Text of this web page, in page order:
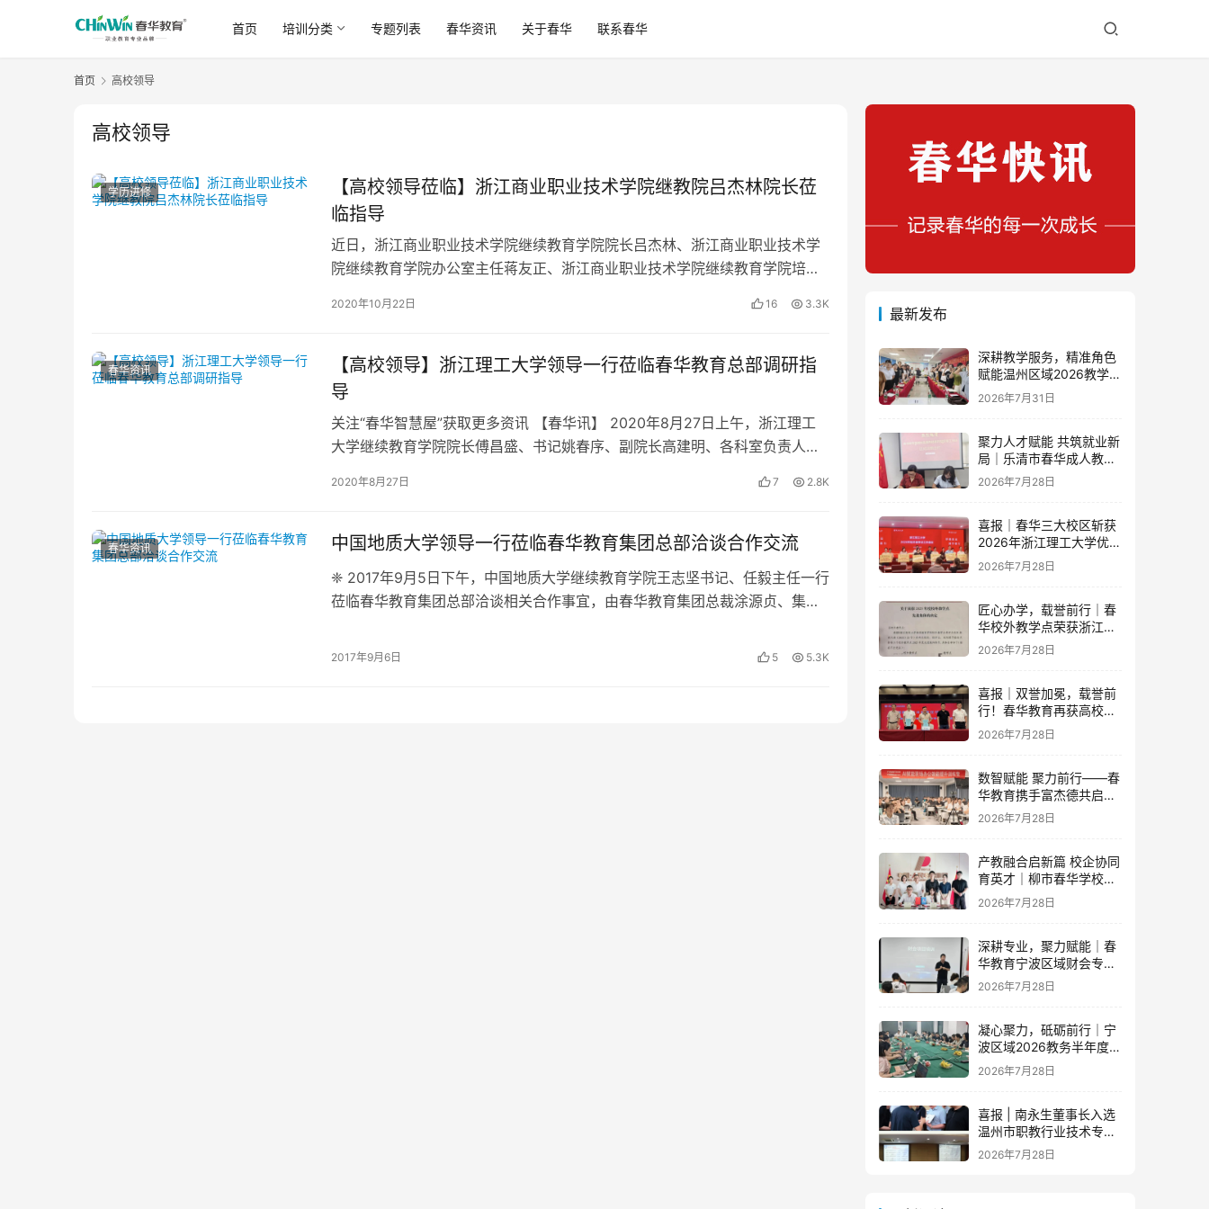
首页 培训分类 专题列表 春华资讯 关于春华 联系春华
首页 高校领导
高校领导
学历进修
【高校领导莅临】浙江商业职业技术学院继教院吕杰林院长莅
临指导
近日，浙江商业职业技术学院继续教育学院院长吕杰林、浙江商业职业技术学
院继续教育学院办公室主任蒋友正、浙江商业职业技术学院继续教育学院培训
2020年10月22日 16 3.3K
春华资讯
【高校领导】浙江理工大学领导一行莅临春华教育总部调研指
导
关注“春华智慧屋”获取更多资讯 【春华讯】 2020年8月27日上午，浙江理工
大学继续教育学院院长傅昌盛、书记姚春序、副院长高建明、各科室负责人等
2020年8月27日 7 2.8K
春华资讯 中国地质大学领导一行莅临春华教育集团总部洽谈合作交流
❈ 2017年9月5日下午，中国地质大学继续教育学院王志坚书记、任毅主任一行
莅临春华教育集团总部洽谈相关合作事宜，由春华教育集团总裁涂源贞、集团
2017年9月6日 5 5.3K
最新发布
深耕教学服务，精准角色
赋能温州区域2026教学团
队半年度工作会议顺利召
2026年7月31日
聚力人才赋能 共筑就业新
局｜乐清市春华成人教育
学校与省级示范零工市场
2026年7月28日
喜报｜春华三大校区斩获
2026年浙江理工大学优秀
教学点荣誉
2026年7月28日
匠心办学，载誉前行｜春
华校外教学点荣获浙江财
经大学2025年度多项荣誉
2026年7月28日
喜报｜双誉加冕，载誉前
行！春华教育再获高校官
方重磅认可
2026年7月28日
数智赋能 聚力前行——春
华教育携手富杰德共启AI
办公内训新篇章
2026年7月28日
产教融合启新篇 校企协同
育英才｜柳市春华学校与
人民电器集团成功签订战
略合作协议
2026年7月28日
深耕专业，聚力赋能｜春
华教育宁波区域财会专项
落地培训即将开启！
2026年7月28日
凝心聚力，砥砺前行｜宁
波区域2026教务半年度工
作会议圆满落幕，学管团
队蓄力新征程
2026年7月28日
喜报 | 南永生董事长入选
温州市职教行业技术专家
库！
2026年7月28日